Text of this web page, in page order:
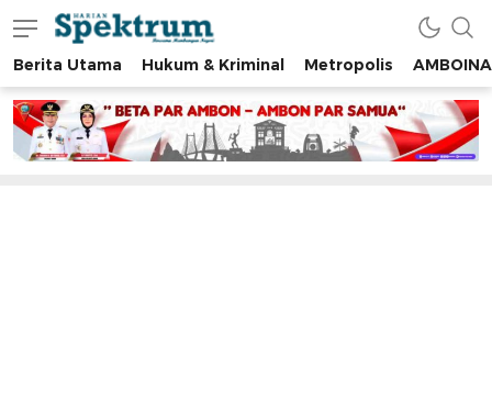
spektrumonline.com
Berita Utama Hukum & Kriminal Metropolis AMBOINA